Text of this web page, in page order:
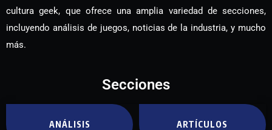
cultura geek, que ofrece una amplia variedad de secciones,
incluyendo análisis de juegos, noticias de la industria, y mucho
más.
Secciones
ANÁLISIS ARTÍCULOS